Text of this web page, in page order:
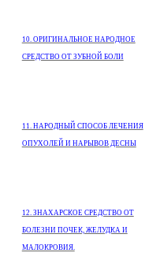
10. ОРИГИНАЛЬНОЕ НАРОДНОЕ
СРЕДСТВО ОТ ЗУБНОЙ БОЛИ
11. НАРОДНЫЙ СПОСОБ ЛЕЧЕНИЯ
ОПУХОЛЕЙ И НАРЫВОВ ДЕСНЫ
12. ЗНАХАРСКОЕ СРЕДСТВО ОТ
БОЛЕЗНИ ПОЧЕК, ЖЕЛУДКА И
МАЛОКРОВИЯ.